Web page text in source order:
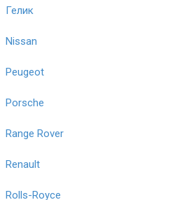
Гелик
Nissan
Peugeot
Porsche
Range Rover
Renault
Rolls-Royce